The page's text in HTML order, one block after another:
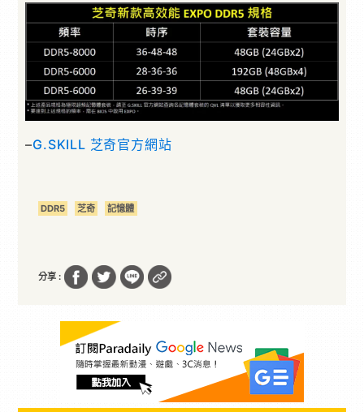
–G.SKILL 芝奇官方網站
DDR5 芝奇 記憶體
分享 :